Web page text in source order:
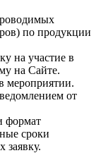
по продукции
на участие в
на Сайте.
мероприятии.
от
формат
сроки
заявку.